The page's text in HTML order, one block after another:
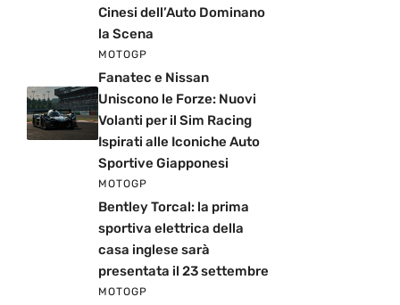
Cinesi dell’Auto Dominano
la Scena
MOTOGP
Fanatec e Nissan
Uniscono le Forze: Nuovi
Volanti per il Sim Racing
Ispirati alle Iconiche Auto
Sportive Giapponesi
MOTOGP
Bentley Torcal: la prima
sportiva elettrica della
casa inglese sarà
presentata il 23 settembre
MOTOGP